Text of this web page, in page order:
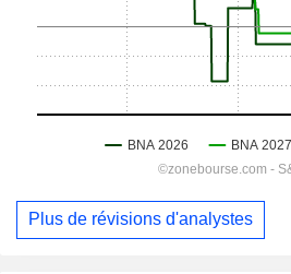
Plus de révisions d'analystes